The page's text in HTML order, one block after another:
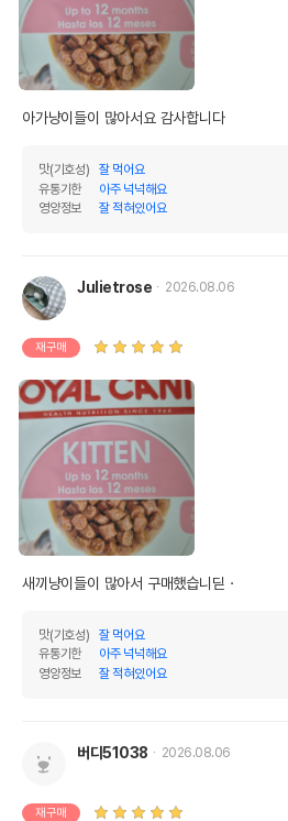
아가냥이들이 많아서요 감사합니다
맛(기호성)
잘 먹어요
유통기한
아주 넉넉해요
영양정보
잘 적혀있어요
Julietrose 2026.08.06
재구매
새끼냥이들이 많아서 구매했습니딛ㆍ
맛(기호성)
잘 먹어요
유통기한
아주 넉넉해요
영양정보
잘 적혀있어요
버디51038 2026.08.06
재구매